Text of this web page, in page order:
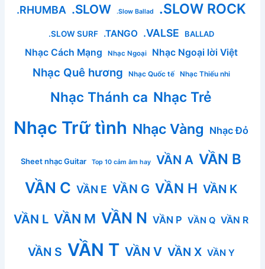
.RHUMBA .SLOW .Slow Ballad .SLOW ROCK
.SLOW SURF .TANGO .VALSE BALLAD
Nhạc Cách Mạng Nhạc Ngoại Nhạc Ngoại lời Việt
Nhạc Quê hương Nhạc Quốc tế Nhạc Thiếu nhi
Nhạc Thánh ca Nhạc Trẻ
Nhạc Trữ tình Nhạc Vàng Nhạc Đỏ
Sheet nhạc Guitar Top 10 cảm âm hay VẦN A VẦN B
VẦN C VẦN E VẦN G VẦN H VẦN K
VẦN L VẦN M VẦN N VẦN P VẦN Q VẦN R
VẦN S VẦN T VẦN V VẦN X VẦN Y